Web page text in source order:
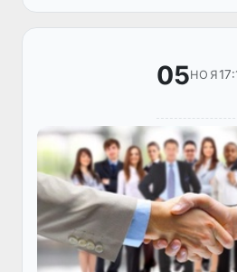
Э.Муҳитдинов Самарқанд
05НОЯ